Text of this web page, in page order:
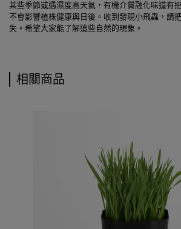
某些季節或遇濕度高天氣，有機介質融化味道有
不會影響植株健康與日後。收到發現小飛蟲，請
失。希望大家能了解這些自然的現象。
相關商品